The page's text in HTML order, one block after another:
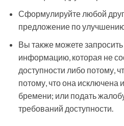
Сформулируйте любой
предложение по
Вы также можете
информацию, которая не
доступности либо потому,
потому, что она исключена
бремени; или подать
требований доступности.